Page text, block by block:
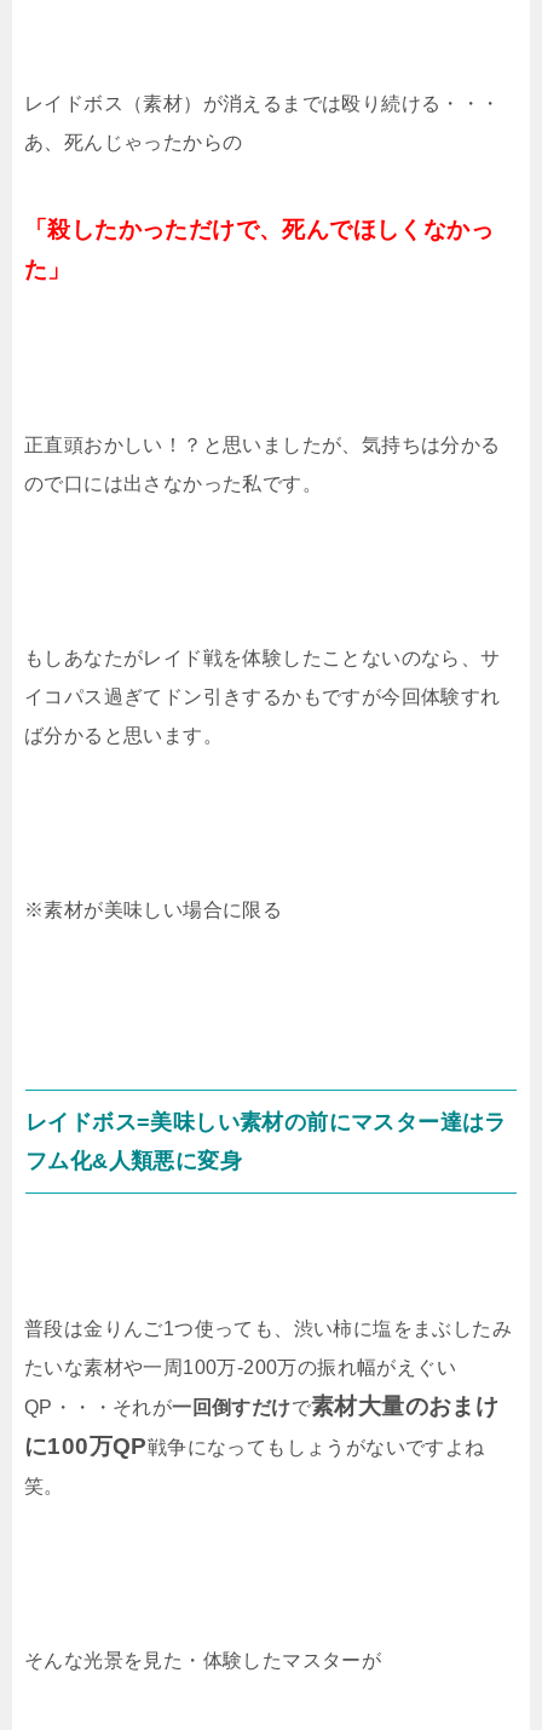
レイドボス（素材）が消えるまでは殴り続ける・・・
あ、死んじゃったからの
「殺したかっただけで、死んでほしくなかっ
た」
正直頭おかしい！？と思いましたが、気持ちは分かる
ので口には出さなかった私です。
もしあなたがレイド戦を体験したことないのなら、サ
イコパス過ぎてドン引きするかもですが今回体験すれ
ば分かると思います。
※素材が美味しい場合に限る
レイドボス=美味しい素材の前にマスター達はラ
フム化&人類悪に変身
普段は金りんご1つ使っても、渋い柿に塩をまぶしたみ
たいな素材や一周100万-200万の振れ幅がえぐい
QP・・・それが一回倒すだけで素材大量のおまけ
に100万QP戦争になってもしょうがないですよね
笑。
そんな光景を見た・体験したマスターが